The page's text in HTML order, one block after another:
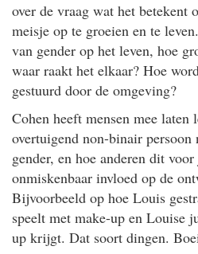
over de vraag wat het betekent
meisje op te groeien en te
van gender op het leven, hoe
waar raakt het elkaar? Hoe
gestuurd door de omgeving?
Cohen heeft mensen mee laten
overtuigend non-binair persoon
gender, en hoe anderen dit
onmiskenbaar invloed op de
Bijvoorbeeld op hoe Louis
speelt met make-up en Louise
up krijgt. Dat soort dingen.